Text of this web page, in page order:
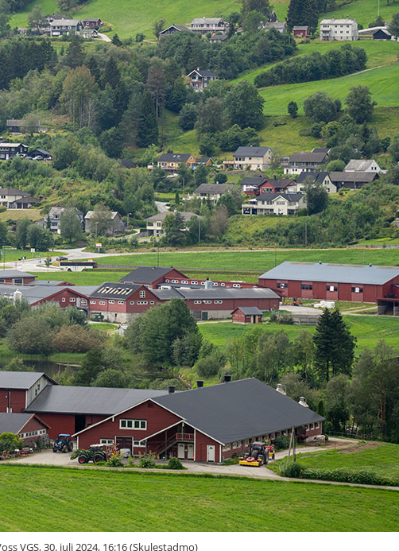
VGS, 30. juli 2024, 16:16 (Skulestadmo)